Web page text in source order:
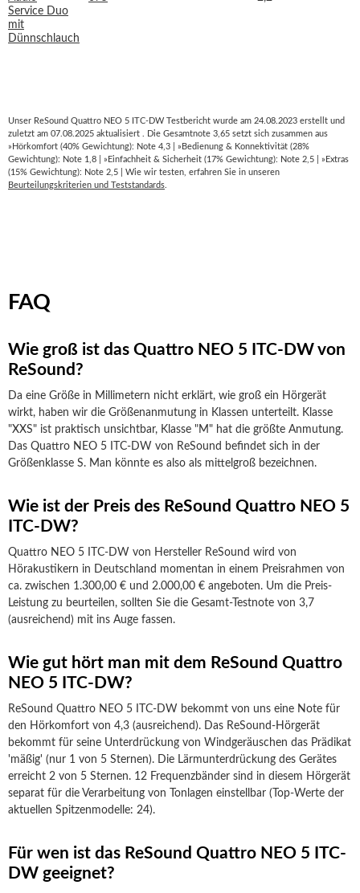
Unser ReSound Quattro NEO 5 ITC-DW Testbericht wurde am 24.08.2023 erstellt und
zuletzt am 07.08.2025 aktualisiert . Die Gesamtnote 3,65 setzt sich zusammen aus
»Hörkomfort (40% Gewichtung): Note 4,3 | »Bedienung & Konnektivität (28%
Gewichtung): Note 1,8 | »Einfachheit & Sicherheit (17% Gewichtung): Note 2,5 | »Extras
(15% Gewichtung): Note 2,5 | Wie wir testen, erfahren Sie in unseren
Beurteilungskriterien und Teststandards.
FAQ
Wie groß ist das Quattro NEO 5 ITC-DW von
ReSound?
Da eine Größe in Millimetern nicht erklärt, wie groß ein Hörgerät
wirkt, haben wir die Größenanmutung in Klassen unterteilt. Klasse
"XXS" ist praktisch unsichtbar, Klasse "M" hat die größte Anmutung.
Das Quattro NEO 5 ITC-DW von ReSound befindet sich in der
Größenklasse S. Man könnte es also als mittelgroß bezeichnen.
Wie ist der Preis des ReSound Quattro NEO 5
ITC-DW?
Quattro NEO 5 ITC-DW von Hersteller ReSound wird von
Hörakustikern in Deutschland momentan in einem Preisrahmen von
ca. zwischen 1.300,00 € und 2.000,00 € angeboten. Um die Preis-
Leistung zu beurteilen, sollten Sie die Gesamt-Testnote von 3,7
(ausreichend) mit ins Auge fassen.
Wie gut hört man mit dem ReSound Quattro
NEO 5 ITC-DW?
ReSound Quattro NEO 5 ITC-DW bekommt von uns eine Note für
den Hörkomfort von 4,3 (ausreichend). Das ReSound-Hörgerät
bekommt für seine Unterdrückung von Windgeräuschen das Prädikat
'mäßig' (nur 1 von 5 Sternen). Die Lärmunterdrückung des Gerätes
erreicht 2 von 5 Sternen. 12 Frequenzbänder sind in diesem Hörgerät
separat für die Verarbeitung von Tonlagen einstellbar (Top-Werte der
aktuellen Spitzenmodelle: 24).
Für wen ist das ReSound Quattro NEO 5 ITC-
DW geeignet?